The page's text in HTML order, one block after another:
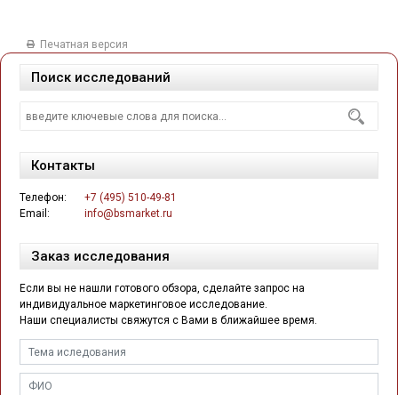
Печатная версия
Поиск исследований
Контакты
Телефон:
+7 (495) 510-49-81
Email:
info@bsmarket.ru
Заказ исследования
Если вы не нашли готового обзора, сделайте запрос на
индивидуальное маркетинговое исследование.
Наши специалисты свяжутся с Вами в ближайшее время.